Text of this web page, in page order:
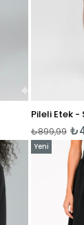
Pileli Etek -
₺899,99
Yeni